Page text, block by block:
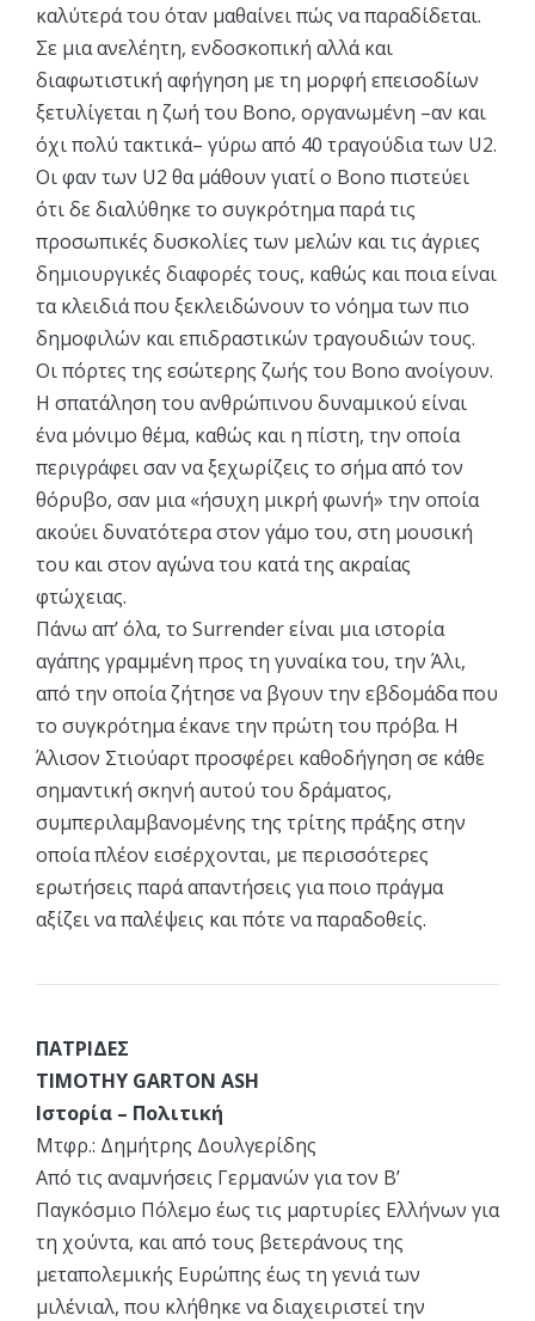
καλύτερά του όταν μαθαίνει πώς να παραδίδεται.
Σε μια ανελέητη, ενδοσκοπική αλλά και
διαφωτιστική αφήγηση με τη μορφή επεισοδίων
ξετυλίγεται η ζωή του Bono, οργανωμένη –αν και
όχι πολύ τακτικά– γύρω από 40 τραγούδια των U2.
Οι φαν των U2 θα μάθουν γιατί ο Bono πιστεύει
ότι δε διαλύθηκε το συγκρότημα παρά τις
προσωπικές δυσκολίες των μελών και τις άγριες
δημιουργικές διαφορές τους, καθώς και ποια είναι
τα κλειδιά που ξεκλειδώνουν το νόημα των πιο
δημοφιλών και επιδραστικών τραγουδιών τους.
Οι πόρτες της εσώτερης ζωής του Bono ανοίγουν.
Η σπατάληση του ανθρώπινου δυναμικού είναι
ένα μόνιμο θέμα, καθώς και η πίστη, την οποία
περιγράφει σαν να ξεχωρίζεις το σήμα από τον
θόρυβο, σαν μια «ήσυχη μικρή φωνή» την οποία
ακούει δυνατότερα στον γάμο του, στη μουσική
του και στον αγώνα του κατά της ακραίας
φτώχειας.
Πάνω απ’ όλα, το Surrender είναι μια ιστορία
αγάπης γραμμένη προς τη γυναίκα του, την Άλι,
από την οποία ζήτησε να βγουν την εβδομάδα που
το συγκρότημα έκανε την πρώτη του πρόβα. Η
Άλισον Στιούαρτ προσφέρει καθοδήγηση σε κάθε
σημαντική σκηνή αυτού του δράματος,
συμπεριλαμβανομένης της τρίτης πράξης στην
οποία πλέον εισέρχονται, με περισσότερες
ερωτήσεις παρά απαντήσεις για ποιο πράγμα
αξίζει να παλέψεις και πότε να παραδοθείς.
ΠΑΤΡΙΔΕΣ
TIMOTHY GARTON ASH
Ιστορία – Πολιτική
Μτφρ.: Δημήτρης Δουλγερίδης
Από τις αναμνήσεις Γερμανών για τον Β’
Παγκόσμιο Πόλεμο έως τις μαρτυρίες Ελλήνων για
τη χούντα, και από τους βετεράνους της
μεταπολεμικής Ευρώπης έως τη γενιά των
μιλένιαλ, που κλήθηκε να διαχειριστεί την